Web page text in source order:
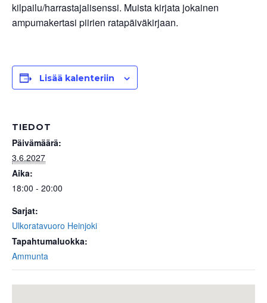
kilpailu/harrastajalisenssi. Muista kirjata jokainen
ampumakertasi piirien ratapäiväkirjaan.
Lisää kalenteriin
TIEDOT
Päivämäärä:
3.6.2027
Aika:
18:00 - 20:00
Sarjat:
Ulkoratavuoro Heinjoki
Tapahtumaluokka:
Ammunta